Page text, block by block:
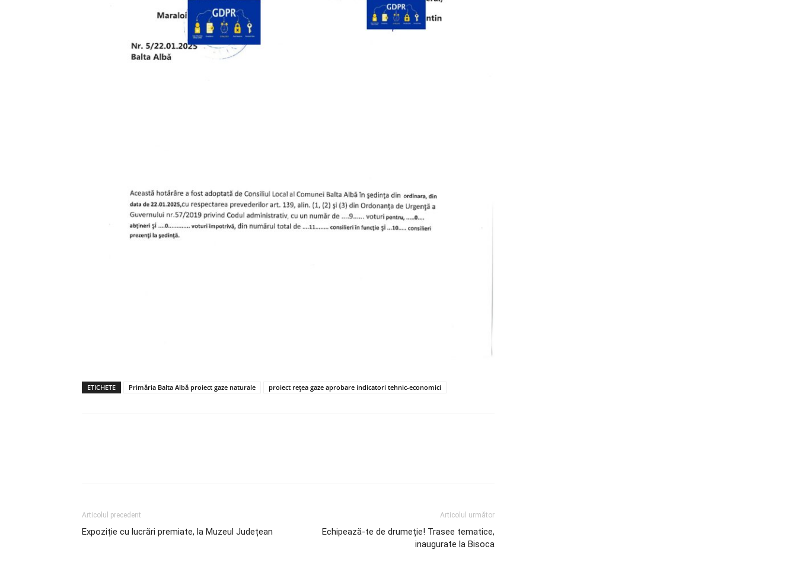
ETICHETE Primăria Balta Albă proiect gaze naturale proiect rețea gaze aprobare indicatori tehnic-economici
Articolul precedent
Expoziție cu lucrări premiate, la Muzeul Județean
Articolul următor
Echipează-te de drumeție! Trasee tematice,
inaugurate la Bisoca